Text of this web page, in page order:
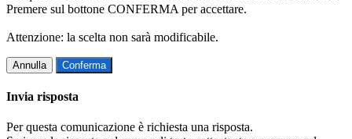
Premere sul bottone CONFERMA per accettare.
Attenzione: la scelta non sarà modificabile.
Annulla Conferma
Invia risposta
Per questa comunicazione è richiesta una risposta.